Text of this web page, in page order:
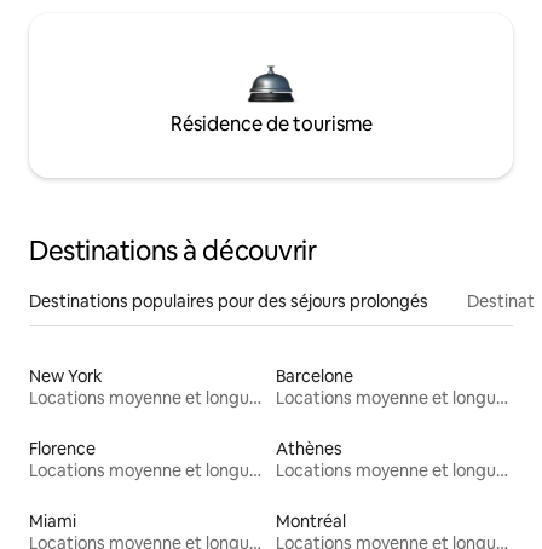
Résidence de tourisme
Destinations à découvrir
Destinations populaires pour des séjours prolongés
New York
Locations moyenne et longue durée
Barcelone
Locations moyenne et longue durée
Florence
Locations moyenne et longue durée
Athènes
Locations moyenne et longue durée
Miami
Locations moyenne et longue durée
Montréal
Locations moyenne et longue durée